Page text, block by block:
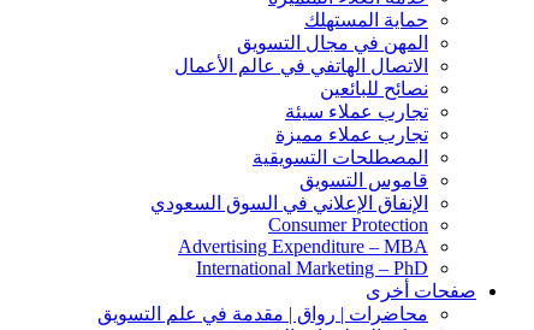
حماية المستهلك
المهن في مجال التسويق
الاتصال الهاتفي في عالم الأعمال
نصائح للبائعين
تجارب عملاء سيئة
تجارب عملاء مميزة
المصطلحات التسويقية
قاموس التسويق
الإنفاق الإعلاني في السوق السعودي
Consumer Protection
Advertising Expenditure – MBA
International Marketing – PhD
صفحات أخرى
محاضرات | رواق | مقدمة في علم التسويق